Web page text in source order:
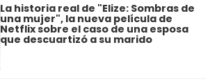
La historia real de "Elize: Sombras de
una mujer", la nueva película de
Netflix sobre el caso de una esposa
que descuartizó a su marido